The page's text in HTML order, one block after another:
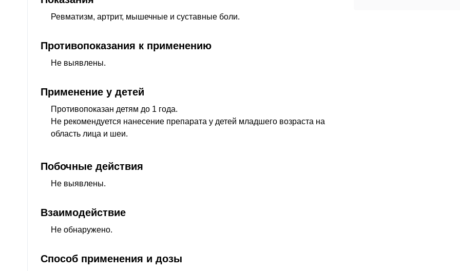
Ревматизм, артрит, мышечные и суставные боли.
Противопоказания к применению
Не выявлены.
Применение у детей
Противопоказан детям до 1 года.
Не рекомендуется нанесение препарата у детей младшего возраста на
область лица и шеи.
Побочные действия
Не выявлены.
Взаимодействие
Не обнаружено.
Способ применения и дозы